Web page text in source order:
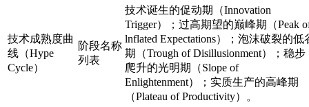
技术成熟度曲
线（Hype
Cycle）
阶段名称
列表
技术诞生的促动期（Innovation
Trigger）；过高期望的巅峰期（Peak
lnflated Expectations）；泡沫破裂的低
期（Trough of Disillusionment）；稳步
爬升的光明期（Slope of
Enlightenment）；实质生产的高峰期
（Plateau of Productivity）。